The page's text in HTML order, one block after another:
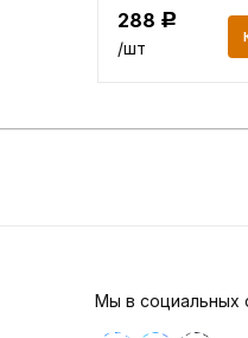
288 Р
/шт
Мы в социальных